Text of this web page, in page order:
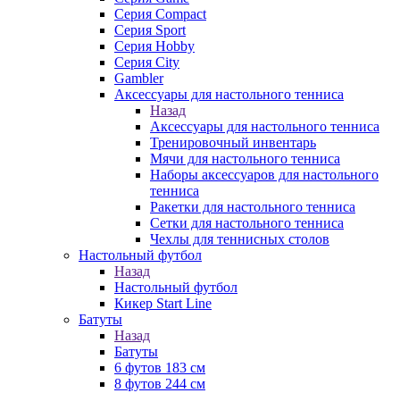
Серия Compact
Серия Sport
Серия Hobby
Серия City
Gambler
Аксессуары для настольного тенниса
Назад
Аксессуары для настольного тенниса
Тренировочный инвентарь
Мячи для настольного тенниса
Наборы аксессуаров для настольного
тенниса
Ракетки для настольного тенниса
Сетки для настольного тенниса
Чехлы для теннисных столов
Настольный футбол
Назад
Настольный футбол
Кикер Start Line
Батуты
Назад
Батуты
6 футов 183 см
8 футов 244 см